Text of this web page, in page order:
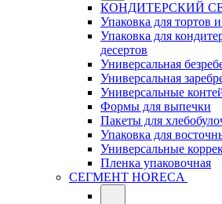
КОНДИТЕРСКИЙ
Упаковка для тортов
Упаковка для
десертов
Универсальная
Универсальная
Универсальные
Формы для выпечки
Пакеты для
Упаковка для
Универсальные
Пленка упаковочная
СЕГМЕНТ HORECA